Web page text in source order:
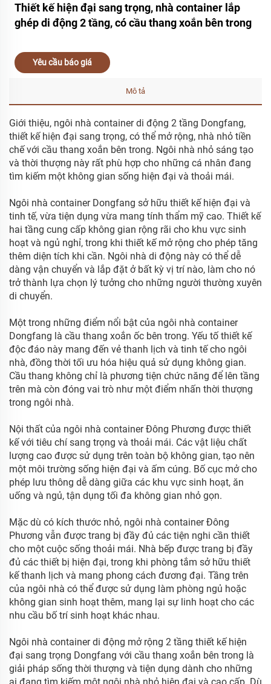
Thiết kế hiện đại sang trọng, nhà container lắp
ghép di động 2 tầng, có cầu thang xoắn bên trong
Yêu cầu báo giá
Mô tả
Giới thiệu, ngôi nhà container di động 2 tầng Dongfang,
thiết kế hiện đại sang trọng, có thể mở rộng, nhà nhỏ tiền
chế với cầu thang xoắn bên trong. Ngôi nhà nhỏ sáng tạo
và thời thượng này rất phù hợp cho những cá nhân đang
tìm kiếm một không gian sống hiện đại và thoải mái.
Ngôi nhà container Dongfang sở hữu thiết kế hiện đại và
tinh tế, vừa tiện dụng vừa mang tính thẩm mỹ cao. Thiết kế
hai tầng cung cấp không gian rộng rãi cho khu vực sinh
hoạt và ngủ nghỉ, trong khi thiết kế mở rộng cho phép tăng
thêm diện tích khi cần. Ngôi nhà di động này có thể dễ
dàng vận chuyển và lắp đặt ở bất kỳ vị trí nào, làm cho nó
trở thành lựa chọn lý tưởng cho những người thường xuyên
di chuyển.
Một trong những điểm nổi bật của ngôi nhà container
Dongfang là cầu thang xoắn ốc bên trong. Yếu tố thiết kế
độc đáo này mang đến vẻ thanh lịch và tinh tế cho ngôi
nhà, đồng thời tối ưu hóa hiệu quả sử dụng không gian.
Cầu thang không chỉ là phương tiện chức năng để lên tầng
trên mà còn đóng vai trò như một điểm nhấn thời thượng
trong ngôi nhà.
Nội thất của ngôi nhà container Đông Phương được thiết
kế với tiêu chí sang trọng và thoải mái. Các vật liệu chất
lượng cao được sử dụng trên toàn bộ không gian, tạo nên
một môi trường sống hiện đại và ấm cúng. Bố cục mở cho
phép lưu thông dễ dàng giữa các khu vực sinh hoạt, ăn
uống và ngủ, tận dụng tối đa không gian nhỏ gọn.
Mặc dù có kích thước nhỏ, ngôi nhà container Đông
Phương vẫn được trang bị đầy đủ các tiện nghi cần thiết
cho một cuộc sống thoải mái. Nhà bếp được trang bị đầy
đủ các thiết bị hiện đại, trong khi phòng tắm sở hữu thiết
kế thanh lịch và mang phong cách đương đại. Tầng trên
của ngôi nhà có thể được sử dụng làm phòng ngủ hoặc
không gian sinh hoạt thêm, mang lại sự linh hoạt cho các
nhu cầu bố trí sinh hoạt khác nhau.
Ngôi nhà container di động mở rộng 2 tầng thiết kế hiện
đại sang trọng Dongfang với cầu thang xoắn bên trong là
giải pháp sống thời thượng và tiện dụng dành cho những